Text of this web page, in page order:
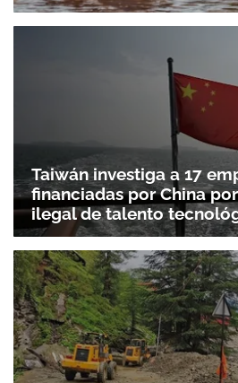
Taiwán investiga a 17
financiadas por China
ilegal de talento